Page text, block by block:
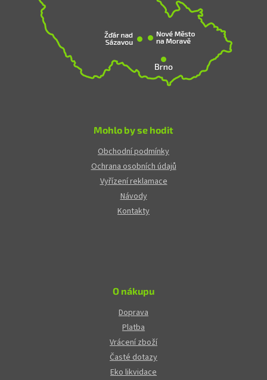
Mohlo by se hodit
Obchodní podmínky
Ochrana osobních údajů
Vyřízení reklamace
Návody
Kontakty
O nákupu
Doprava
Platba
Vrácení zboží
Časté dotazy
Eko likvidace